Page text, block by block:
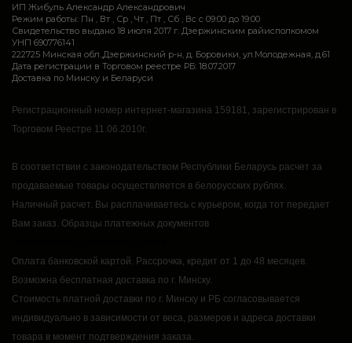
ИП Жибуль Александр Александрович
Режим работы: Пн , Вт , Ср , Чт , Пт , Сб , Вс c 09:00 до 19:00
Свидетельство выдано 18 июля 2017 г. Дзержинским райисполкомом
УНП 690776141
222725 Минская обл.,Дзержинский р-н, д. Боровики, ул.Молодежная, д.61
Дата регистрации в Торговом реестре РБ: 18.07.2017
Доставка по Минску и Беларуси
Регистрационный номер интернет-магазина 159181, зарегистрирован в
Торговом Реестре 11.06.2010г.
В соответствии с законодательством Республики Беларусь расчет за
продаваемые товары осуществляется в белорусских рублях.
Наличный расчет. Вы расплачиваетесь с курьером, когда тот передает
Вам заказ. Образцы платежных документов
Оплата банковской картой. Рассрочка, кредит от 1 до 48 месяцев.
Возможна бесплатная доставка по г. Минску.
Стоимость платной доставки по г. Минску и РБ согласовывается
индивидуально в зависимости от веса, размеров и адреса доставки
товара в момент подтверждения заказа.